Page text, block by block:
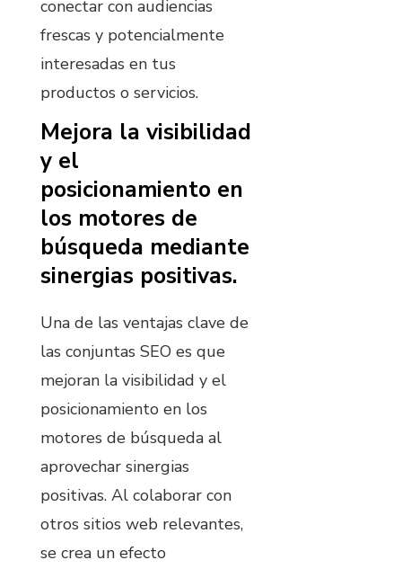
conectar con audiencias
frescas y potencialmente
interesadas en tus
productos o servicios.
Mejora la visibilidad
y el
posicionamiento en
los motores de
búsqueda mediante
sinergias positivas.
Una de las ventajas clave de
las conjuntas SEO es que
mejoran la visibilidad y el
posicionamiento en los
motores de búsqueda al
aprovechar sinergias
positivas. Al colaborar con
otros sitios web relevantes,
se crea un efecto